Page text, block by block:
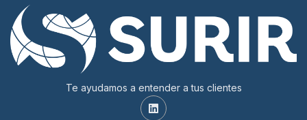
Te ayudamos a entender a tus clientes